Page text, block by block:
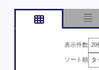
表示件数
ソート順